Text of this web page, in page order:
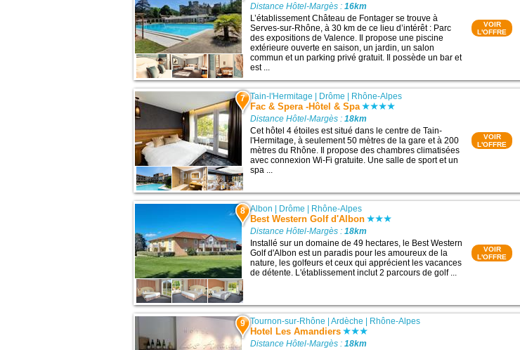
Distance Hôtel-Margès :16km
L’établissement Château de Fontager se trouve à
Serves-sur-Rhône, à 30 km de ce lieu d’intérêt : Parc
des expositions de Valence. Il propose une piscine
extérieure ouverte en saison, un jardin, un salon
commun et un parking privé gratuit. Il possède un bar et
est ...
VOIR
L'OFFRE
7 Tain-l'Hermitage | Drôme | Rhône-Alpes
Fac & Spera -Hôtel & Spa
Distance Hôtel-Margès :18km
Cet hôtel 4 étoiles est situé dans le centre de Tain-
l'Hermitage, à seulement 50 mètres de la gare et à 200
mètres du Rhône. Il propose des chambres climatisées
avec connexion Wi-Fi gratuite. Une salle de sport et un
spa ...
VOIR
L'OFFRE
8 Albon | Drôme | Rhône-Alpes
Best Western Golf d'Albon
Distance Hôtel-Margès :18km
Installé sur un domaine de 49 hectares, le Best Western
Golf d'Albon est un paradis pour les amoureux de la
nature, les golfeurs et ceux qui apprécient les vacances
de détente. L'établissement inclut 2 parcours de golf ...
VOIR
L'OFFRE
9 Tournon-sur-Rhône |Ardèche Rhône-Alpes
Hotel Les Amandiers
Distance Hôtel-Margès :18km